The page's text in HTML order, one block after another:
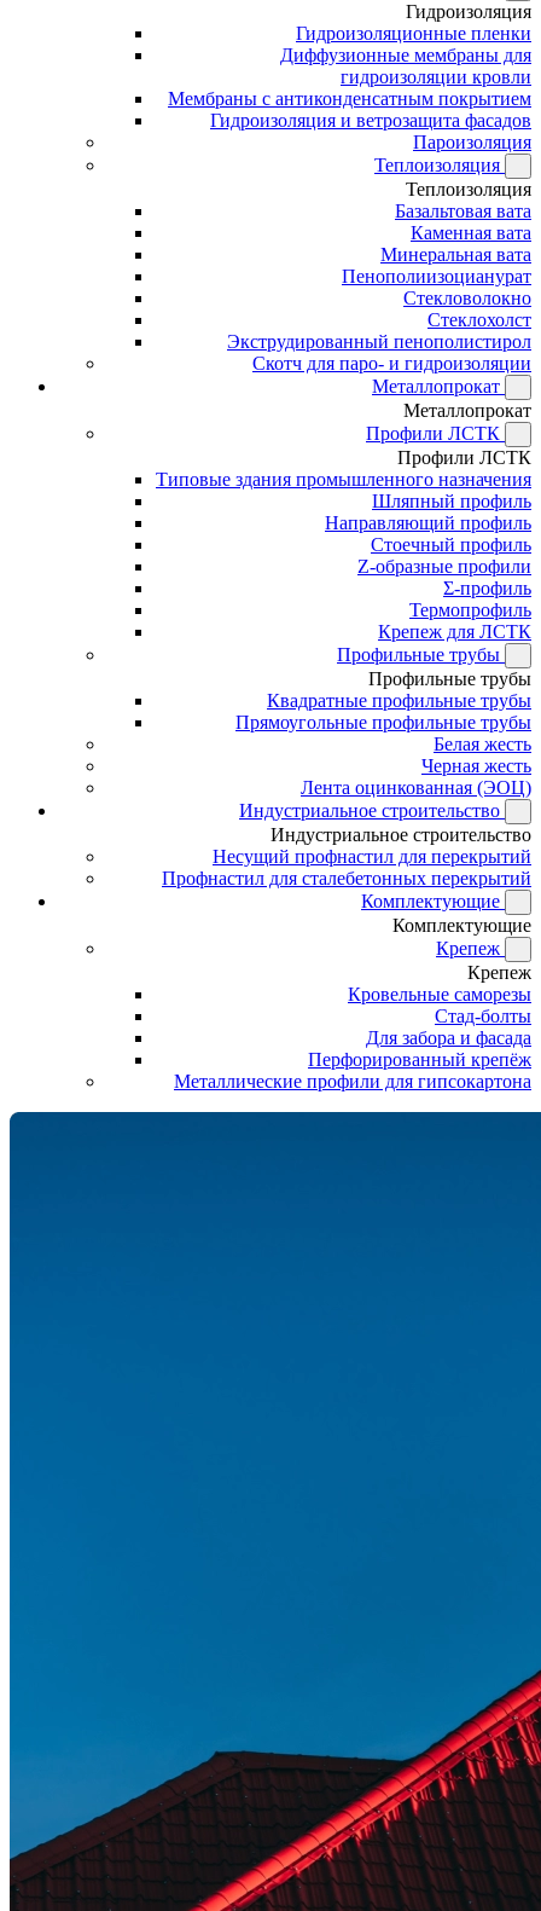
Гидроизоляция
Гидроизоляционные пленки
Диффузионные мембраны для
гидроизоляции кровли
Мембраны с антиконденсатным покрытием
Гидроизоляция и ветрозащита фасадов
Пароизоляция
Теплоизоляция
Теплоизоляция
Базальтовая вата
Каменная вата
Минеральная вата
Пенополиизоцианурат
Стекловолокно
Стеклохолст
Экструдированный пенополистирол
Скотч для паро- и гидроизоляции
Металлопрокат
Металлопрокат
Профили ЛСТК
Профили ЛСТК
Типовые здания промышленного назначения
Шляпный профиль
Направляющий профиль
Стоечный профиль
Z-образные профили
Σ-профиль
Термопрофиль
Крепеж для ЛСТК
Профильные трубы
Профильные трубы
Квадратные профильные трубы
Прямоугольные профильные трубы
Белая жесть
Черная жесть
Лента оцинкованная (ЭОЦ)
Индустриальное строительство
Индустриальное строительство
Несущий профнастил для перекрытий
Профнастил для сталебетонных перекрытий
Комплектующие
Комплектующие
Крепеж
Крепеж
Кровельные саморезы
Стад-болты
Для забора и фасада
Перфорированный крепёж
Металлические профили для гипсокартона